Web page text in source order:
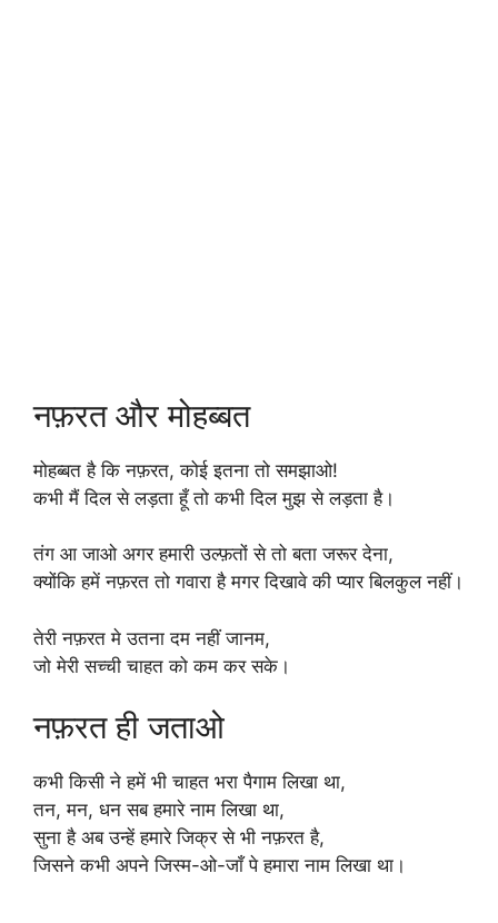
नफ़रत और मोहब्बत
मोहब्बत है कि नफ़रत, कोई इतना तो समझाओ!
कभी मैं दिल से लड़ता हूँ तो कभी दिल मुझ से लड़ता है।
तंग आ जाओ अगर हमारी उल्फ़तों से तो बता जरूर देना,
क्योंकि हमें नफ़रत तो गवारा है मगर दिखावे की प्यार बिलकुल नहीं।
तेरी नफ़रत मे उतना दम नहीं जानम,
जो मेरी सच्ची चाहत को कम कर सके।
नफ़रत ही जताओ
कभी किसी ने हमें भी चाहत भरा पैगाम लिखा था,
तन, मन, धन सब हमारे नाम लिखा था,
सुना है अब उन्हें हमारे जिक्र से भी नफ़रत है,
जिसने कभी अपने जिस्म-ओ-जाँ पे हमारा नाम लिखा था।